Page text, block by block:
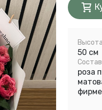
Высота
50 см
Состав
роза